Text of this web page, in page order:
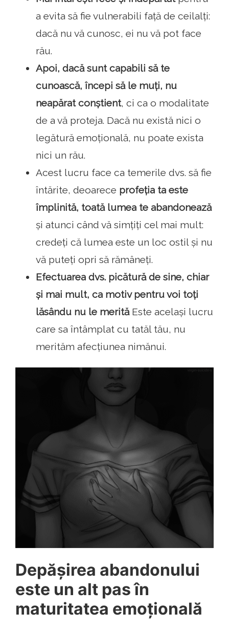
a evita să fie vulnerabili față de ceilalți:
dacă nu vă cunosc, ei nu vă pot face
rău.
Apoi, dacă sunt capabili să te
cunoască, începi să le muți, nu
neapărat conștient, ci ca o modalitate
de a vă proteja. Dacă nu există nici o
legătură emoțională, nu poate exista
nici un rău.
Acest lucru face ca temerile dvs. să fie
întărite, deoarece profeția ta este
împlinită, toată lumea te abandonează
și atunci când vă simțiți cel mai mult:
credeți că lumea este un loc ostil și nu
vă puteți opri să rămâneți.
Efectuarea dvs. picătură de sine, chiar
și mai mult, ca motiv pentru voi toți
lăsându nu le merităEste același lucru
care sa întâmplat cu tatăl tău, nu
merităm afecțiunea nimănui.
Depășirea abandonului
este un alt pas în
maturitatea emoțională